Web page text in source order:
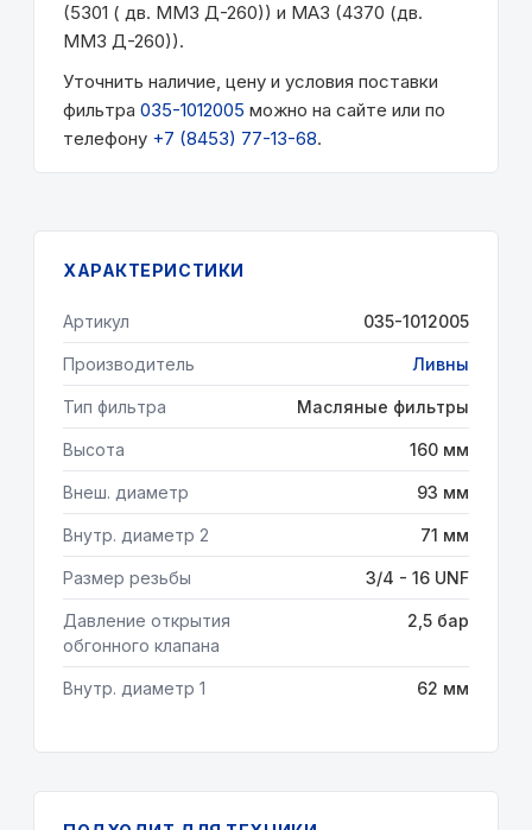
(5301 ( дв. ММЗ Д-260)) и МАЗ (4370 (дв.
ММЗ Д-260)).
Уточнить наличие, цену и условия поставки
фильтра 035-1012005 можно на сайте или по
телефону +7 (8453) 77-13-68.
ХАРАКТЕРИСТИКИ
Артикул 035-1012005
Производитель Ливны
Тип фильтра Масляные фильтры
Высота 160 мм
Внеш. диаметр 93 мм
Внутр. диаметр 2 71 мм
Размер резьбы 3/4 - 16 UNF
Давление открытия
обгонного клапана
2,5 бар
Внутр. диаметр 1 62 мм